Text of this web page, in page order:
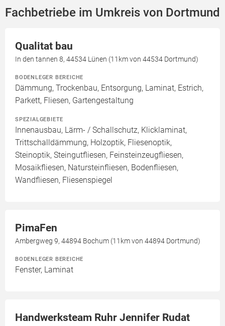
Fachbetriebe im Umkreis von Dortmund
Qualitat bau
In den tannen 8, 44534 Lünen (11km von 44534 Dortmund)
BODENLEGER BEREICHE
Dämmung, Trockenbau, Entsorgung, Laminat, Estrich,
Parkett, Fliesen, Gartengestaltung
SPEZIALGEBIETE
Innenausbau, Lärm- / Schallschutz, Klicklaminat,
Trittschalldämmung, Holzoptik, Fliesenoptik,
Steinoptik, Steingutfliesen, Feinsteinzeugfliesen,
Mosaikfliesen, Natursteinfliesen, Bodenfliesen,
Wandfliesen, Fliesenspiegel
PimaFen
Ambergweg 9, 44894 Bochum (11km von 44894 Dortmund)
BODENLEGER BEREICHE
Fenster, Laminat
Handwerksteam Ruhr Jennifer Rudat